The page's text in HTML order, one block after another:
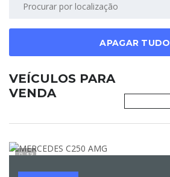
APAGAR TUDO
VEÍCULOS PARA
VENDA
13